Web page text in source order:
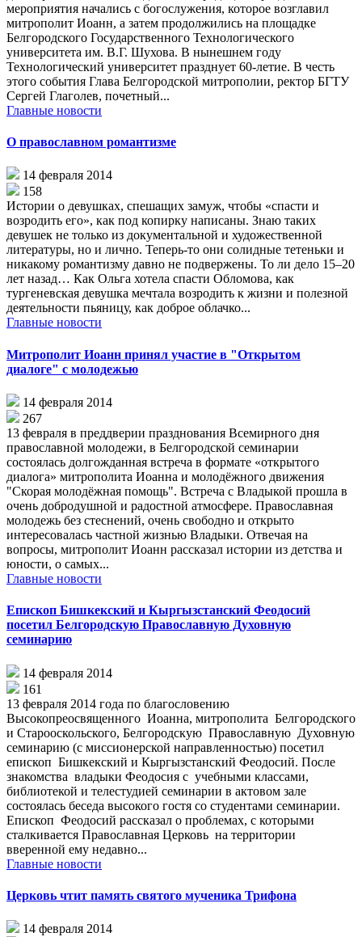
мероприятия начались с богослужения, которое возглавил
митрополит Иоанн, а затем продолжились на площадке
Белгородского Государственного Технологического
университета им. В.Г. Шухова. В нынешнем году
Технологический университет празднует 60-летие. В честь
этого события Глава Белгородской митрополии, ректор БГТУ
Сергей Глаголев, почетный...
Главные новости
О православном романтизме
14 февраля 2014
158
Истории о девушках, спешащих замуж, чтобы «спасти и
возродить его», как под копирку написаны. Знаю таких
девушек не только из документальной и художественной
литературы, но и лично. Теперь-то они солидные тетеньки и
никакому романтизму давно не подвержены. То ли дело 15–20
лет назад… Как Ольга хотела спасти Обломова, как
тургеневская девушка мечтала возродить к жизни и полезной
деятельности пьяницу, как доброе облачко...
Главные новости
Митрополит Иоанн принял участие в "Открытом
диалоге" с молодежью
14 февраля 2014
267
13 февраля в преддверии празднования Всемирного дня
православной молодежи, в Белгородской семинарии
состоялась долгожданная встреча в формате «открытого
диалога» митрополита Иоанна и молодёжного движения
"Скорая молодёжная помощь". Встреча с Владыкой прошла в
очень добродушной и радостной атмосфере. Православная
молодежь без стеснений, очень свободно и открыто
интересовалась частной жизнью Владыки. Отвечая на
вопросы, митрополит Иоанн рассказал истории из детства и
юности, о самых...
Главные новости
Епископ Бишкекский и Кыргызстанский Феодосий
посетил Белгородскую Православную Духовную
семинарию
14 февраля 2014
161
13 февраля 2014 года по благословению
Высокопреосвященного Иоанна, митрополита Белгородского
и Старооскольского, Белгородскую Православную Духовную
семинарию (с миссионерской направленностью) посетил
епископ Бишкекский и Кыргызстанский Феодосий. После
знакомства владыки Феодосия с учебными классами,
библиотекой и телестудией семинарии в актовом зале
состоялась беседа высокого гостя со студентами семинарии.
Епископ Феодосий рассказал о проблемах, с которыми
сталкивается Православная Церковь на территории
вверенной ему недавно...
Главные новости
Церковь чтит память святого мученика Трифона
14 февраля 2014